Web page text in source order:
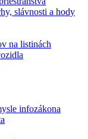
slávnosti a hody
na listinách
infozákona